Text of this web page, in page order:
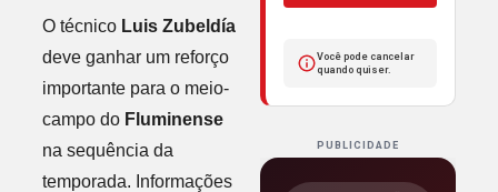
O técnico Luis Zubeldía
deve ganhar um reforço
importante para o meio-
campo do Fluminense
na sequência da
temporada. Informações
Você pode cancelar
quando quiser.
PUBLICIDADE